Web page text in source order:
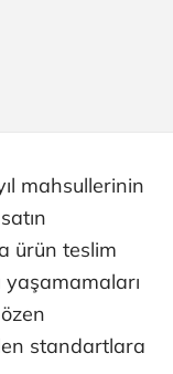
mahsullerinin
ürün teslim
yaşamamaları
standartlara